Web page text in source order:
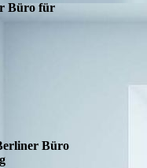
Büro für
Büro